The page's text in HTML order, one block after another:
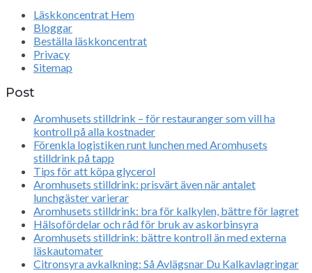
Läskkoncentrat Hem
Bloggar
Beställa läskkoncentrat
Privacy
Sitemap
Post
Aromhusets stilldrink – för restauranger som vill ha
kontroll på alla kostnader
Förenkla logistiken runt lunchen med Aromhusets
stilldrink på tapp
Tips för att köpa glycerol
Aromhusets stilldrink: prisvärt även när antalet
lunchgäster varierar
Aromhusets stilldrink: bra för kalkylen, bättre för lagret
Hälsofördelar och råd för bruk av askorbinsyra
Aromhusets stilldrink: bättre kontroll än med externa
läskautomater
Citronsyra avkalkning: Så Avlägsnar Du Kalkavlagringar